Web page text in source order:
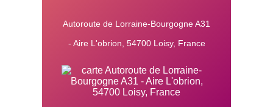
Autoroute de Lorraine-Bourgogne A31
- Aire L'obrion, 54700 Loisy, France